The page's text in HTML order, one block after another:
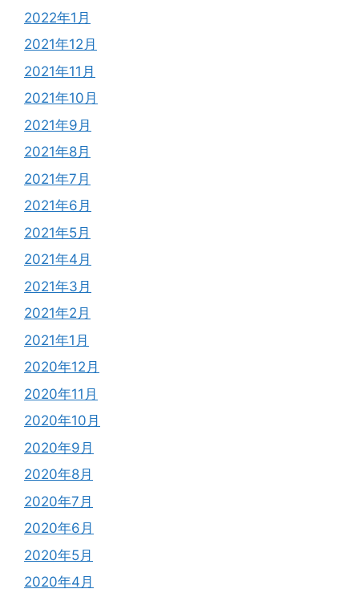
2022年1月
2021年12月
2021年11月
2021年10月
2021年9月
2021年8月
2021年7月
2021年6月
2021年5月
2021年4月
2021年3月
2021年2月
2021年1月
2020年12月
2020年11月
2020年10月
2020年9月
2020年8月
2020年7月
2020年6月
2020年5月
2020年4月